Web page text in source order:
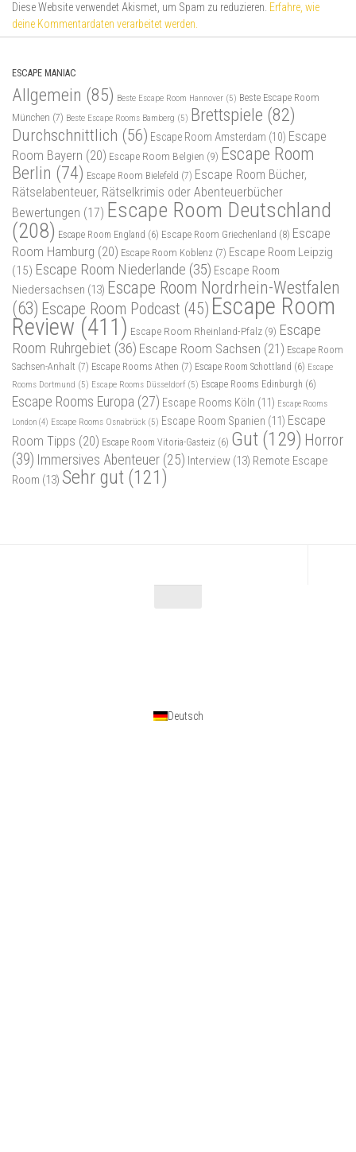
Diese Website verwendet Akismet, um Spam zu reduzieren. Erfahre, wie
deine Kommentardaten verarbeitet werden.
ESCAPE MANIAC
Allgemein (85) Beste Escape Room Hannover (5) Beste Escape Room
München (7) Beste Escape Rooms Bamberg (5) Brettspiele (82)
Durchschnittlich (56) Escape Room Amsterdam (10) Escape
Room Bayern (20) Escape Room Belgien (9) Escape Room
Berlin (74) Escape Room Bielefeld (7) Escape Room Bücher,
Rätselabenteuer, Rätselkrimis oder Abenteuerbücher
Bewertungen (17) Escape Room Deutschland
(208) Escape Room England (6) Escape Room Griechenland (8) Escape
Room Hamburg (20) Escape Room Koblenz (7) Escape Room Leipzig
(15) Escape Room Niederlande (35) Escape Room
Niedersachsen (13) Escape Room Nordrhein-Westfalen
(63) Escape Room Podcast (45) Escape Room
Review (411) Escape Room Rheinland-Pfalz (9) Escape
Room Ruhrgebiet (36) Escape Room Sachsen (21) Escape Room
Sachsen-Anhalt (7) Escape Rooms Athen (7) Escape Room Schottland (6) Escape
Rooms Dortmund (5) Escape Rooms Düsseldorf (5) Escape Rooms Edinburgh (6)
Escape Rooms Europa (27) Escape Rooms Köln (11) Escape Rooms
London (4) Escape Rooms Osnabrück (5) Escape Room Spanien (11) Escape
Room Tipps (20) Escape Room Vitoria-Gasteiz (6) Gut (129) Horror
(39) Immersives Abenteuer (25) Interview (13) Remote Escape
Room (13) Sehr gut (121)
Deutsch